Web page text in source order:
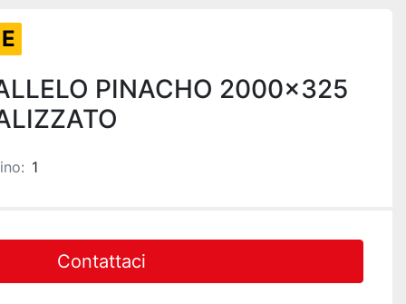
PINACHO 2000x325
1
Contattaci